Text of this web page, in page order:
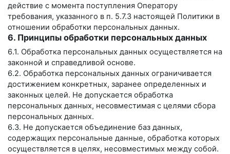
действие с момента поступления Оператору
требования, указанного в п. 5.7.3 настоящей Политики в
отношении обработки персональных данных.
6. Принципы обработки персональных данных
6.1. Обработка персональных данных осуществляется на
законной и справедливой основе.
6.2. Обработка персональных данных ограничивается
достижением конкретных, заранее определенных и
законных целей. Не допускается обработка
персональных данных, несовместимая с целями сбора
персональных данных.
6.3. Не допускается объединение баз данных,
содержащих персональные данные, обработка которых
осуществляется в целях, несовместимых между собой.